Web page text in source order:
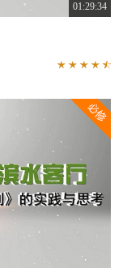
01:29:34